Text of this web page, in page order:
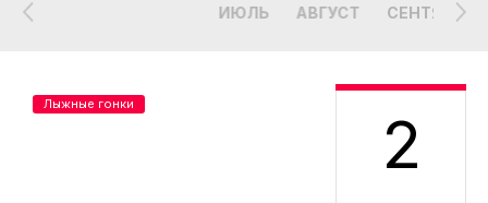
ИЮЛЬ АВГУСТ СЕНТЯБРЬ
2
Лыжные гонки